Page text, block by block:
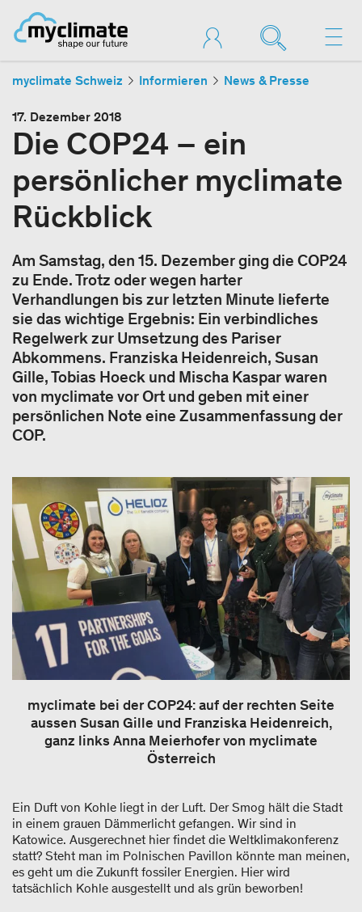
myclimate Schweiz Informieren News & Presse
17. Dezember 2018
Die COP24 – ein
persönlicher myclimate
Rückblick
Am Samstag, den 15. Dezember ging die COP24
zu Ende. Trotz oder wegen harter
Verhandlungen bis zur letzten Minute lieferte
sie das wichtige Ergebnis: Ein verbindliches
Regelwerk zur Umsetzung des Pariser
Abkommens. Franziska Heidenreich, Susan
Gille, Tobias Hoeck und Mischa Kaspar waren
von myclimate vor Ort und geben mit einer
persönlichen Note eine Zusammenfassung der
COP.
myclimate bei der COP24: auf der rechten Seite
aussen Susan Gille und Franziska Heidenreich,
ganz links Anna Meierhofer von myclimate
Österreich
Ein Duft von Kohle liegt in der Luft. Der Smog hält die Stadt
in einem grauen Dämmerlicht gefangen. Wir sind in
Katowice. Ausgerechnet hier findet die Weltklimakonferenz
statt? Steht man im Polnischen Pavillon könnte man meinen,
es geht um die Zukunft fossiler Energien. Hier wird
tatsächlich Kohle ausgestellt und als grün beworben!